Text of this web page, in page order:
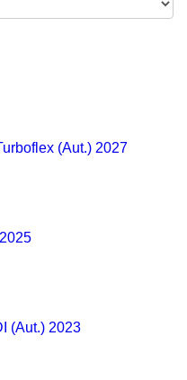
(Aut.) 2027
(Aut.) 2023